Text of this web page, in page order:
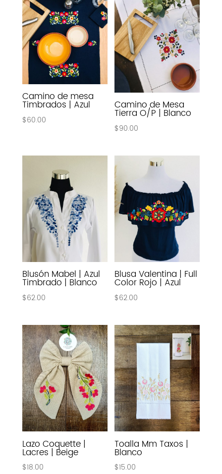
Camino de mesa
Timbrados | Azul
$60.00
Camino de Mesa
Tierra O/P | Blanco
$90.00
Blusón Mabel | Azul
Timbrado | Blanco
$62.00
Blusa Valentina | Full
Color Rojo | Azul
$62.00
Lazo Coquette |
Lacres | Beige
$18.00
Toalla Mm Taxos |
Blanco
$15.00